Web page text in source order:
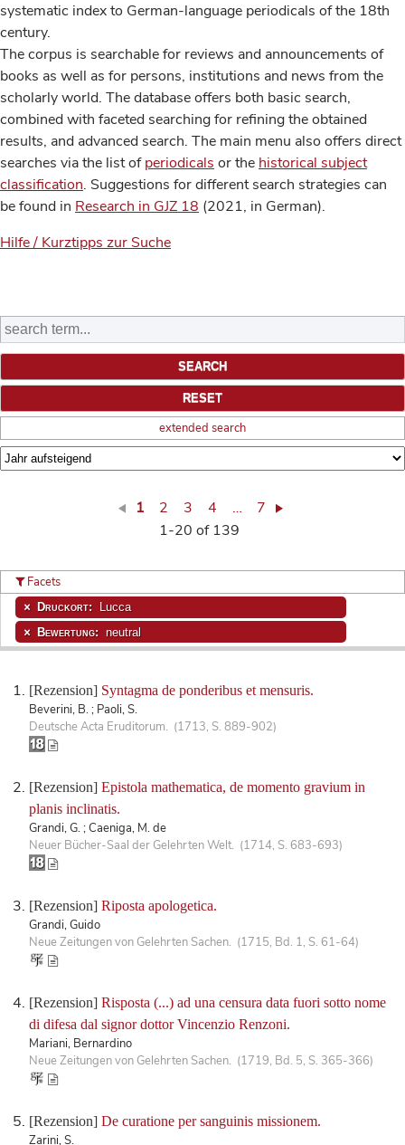
systematic index to German-language periodicals of the 18th
century.
The corpus is searchable for reviews and announcements of
books as well as for persons, institutions and news from the
scholarly world. The database offers both basic search,
combined with faceted searching for refining the obtained
results, and advanced search. The main menu also offers direct
searches via the list ofperiodicals or the historical subject
classification. Suggestions for different search strategies can
be found in Research in GJZ 18 (2021, in German).
Hilfe / Kurztipps zur Suche
extended search
1 2 3 4 …
7
1-20 of 139
[Rezension] Syntagma de ponderibus et mensuris.
Beverini, B. ; Paoli, S.
Deutsche Acta Eruditorum. (1713, S. 889-902)
[Rezension] Epistola mathematica, de momento gravium in
planis inclinatis.
Grandi, G. ; Caeniga, M. de
Neuer Bücher-Saal der Gelehrten Welt. (1714, S. 683-693)
[Rezension] Riposta apologetica.
Grandi, Guido
Neue Zeitungen von Gelehrten Sachen. (1715, Bd. 1, S. 61-64)
[Rezension] Risposta (...) ad una censura data fuori sotto nome
di difesa dal signor dottor Vincenzio Renzoni.
Mariani, Bernardino
Neue Zeitungen von Gelehrten Sachen. (1719, Bd. 5, S. 365-366)
[Rezension] De curatione per sanguinis missionem.
Zarini, S.
Facets
Druckort: Lucca
Bewertung: neutral